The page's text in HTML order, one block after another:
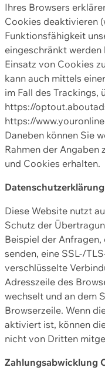
Ihres Browsers
Cookies deaktivieren
Funktionsfähigkeit
eingeschränkt werden
Einsatz von Cookies
kann auch mittels
im Fall des Trackings,
https://
https://
Daneben können Sie
Rahmen der Angaben
und Cookies erhalten.
Diese Website nutzt
Schutz der
Beispiel der
senden, eine SSL-/
verschlüsselte
Adresszeile des
wechselt und an dem
Browserzeile. Wenn
aktiviert ist, können
nicht von Dritten
Zahlungsabwicklung